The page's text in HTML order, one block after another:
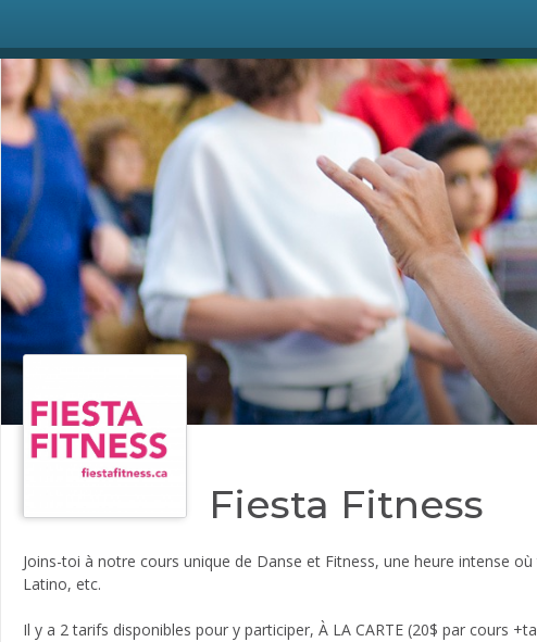
Fiesta Fitness
Joins-toi à notre cours unique de Danse et Fitness, une heure intense
Latino, etc.
Il y a 2 tarifs disponibles pour y participer, À LA CARTE (20$ par cours